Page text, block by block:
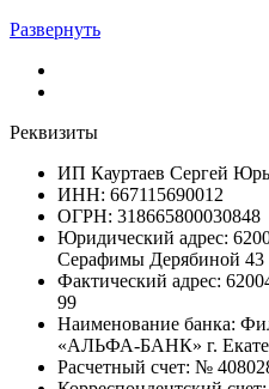
Развернуть
Реквизиты
ИП Кауртаев Сергей
ИНН: 667115690012
ОГРН: 318665800030848
Юридический адрес:
Серафимы Дерябиной 43
Фактический адрес:
99
Наименование банка:
«АЛЬФА-БАНК» г.
Расчетный счет: №